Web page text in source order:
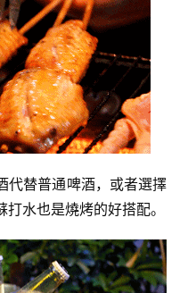
代替普通啤酒，或者選擇
水也是燒烤的好搭配。